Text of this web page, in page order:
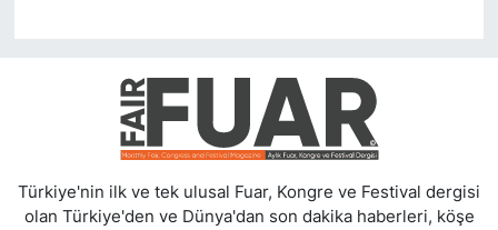
Türkiye'nin ilk ve tek ulusal Fuar, Kongre ve Festival dergisi
olan Türkiye'den ve Dünya'dan son dakika haberleri, köşe